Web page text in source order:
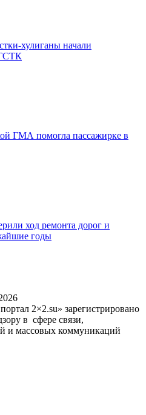
хулиганы начали
ГМА помогла пассажирке в
ход ремонта дорог и
годы
2×2.su» зарегистрировано
в сфере связи,
и массовых коммуникаций